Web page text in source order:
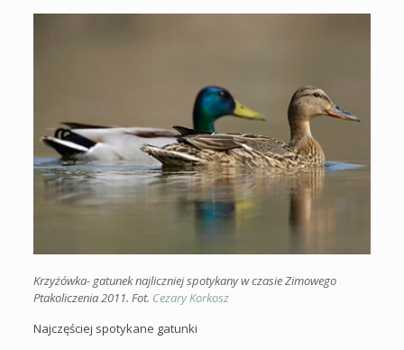
Krzyżówka- gatunek najliczniej spotykanyw czasie Zimowego
Ptakoliczenia 2011. Fot. Cezary Korkosz
Najczęściej spotykane gatunki